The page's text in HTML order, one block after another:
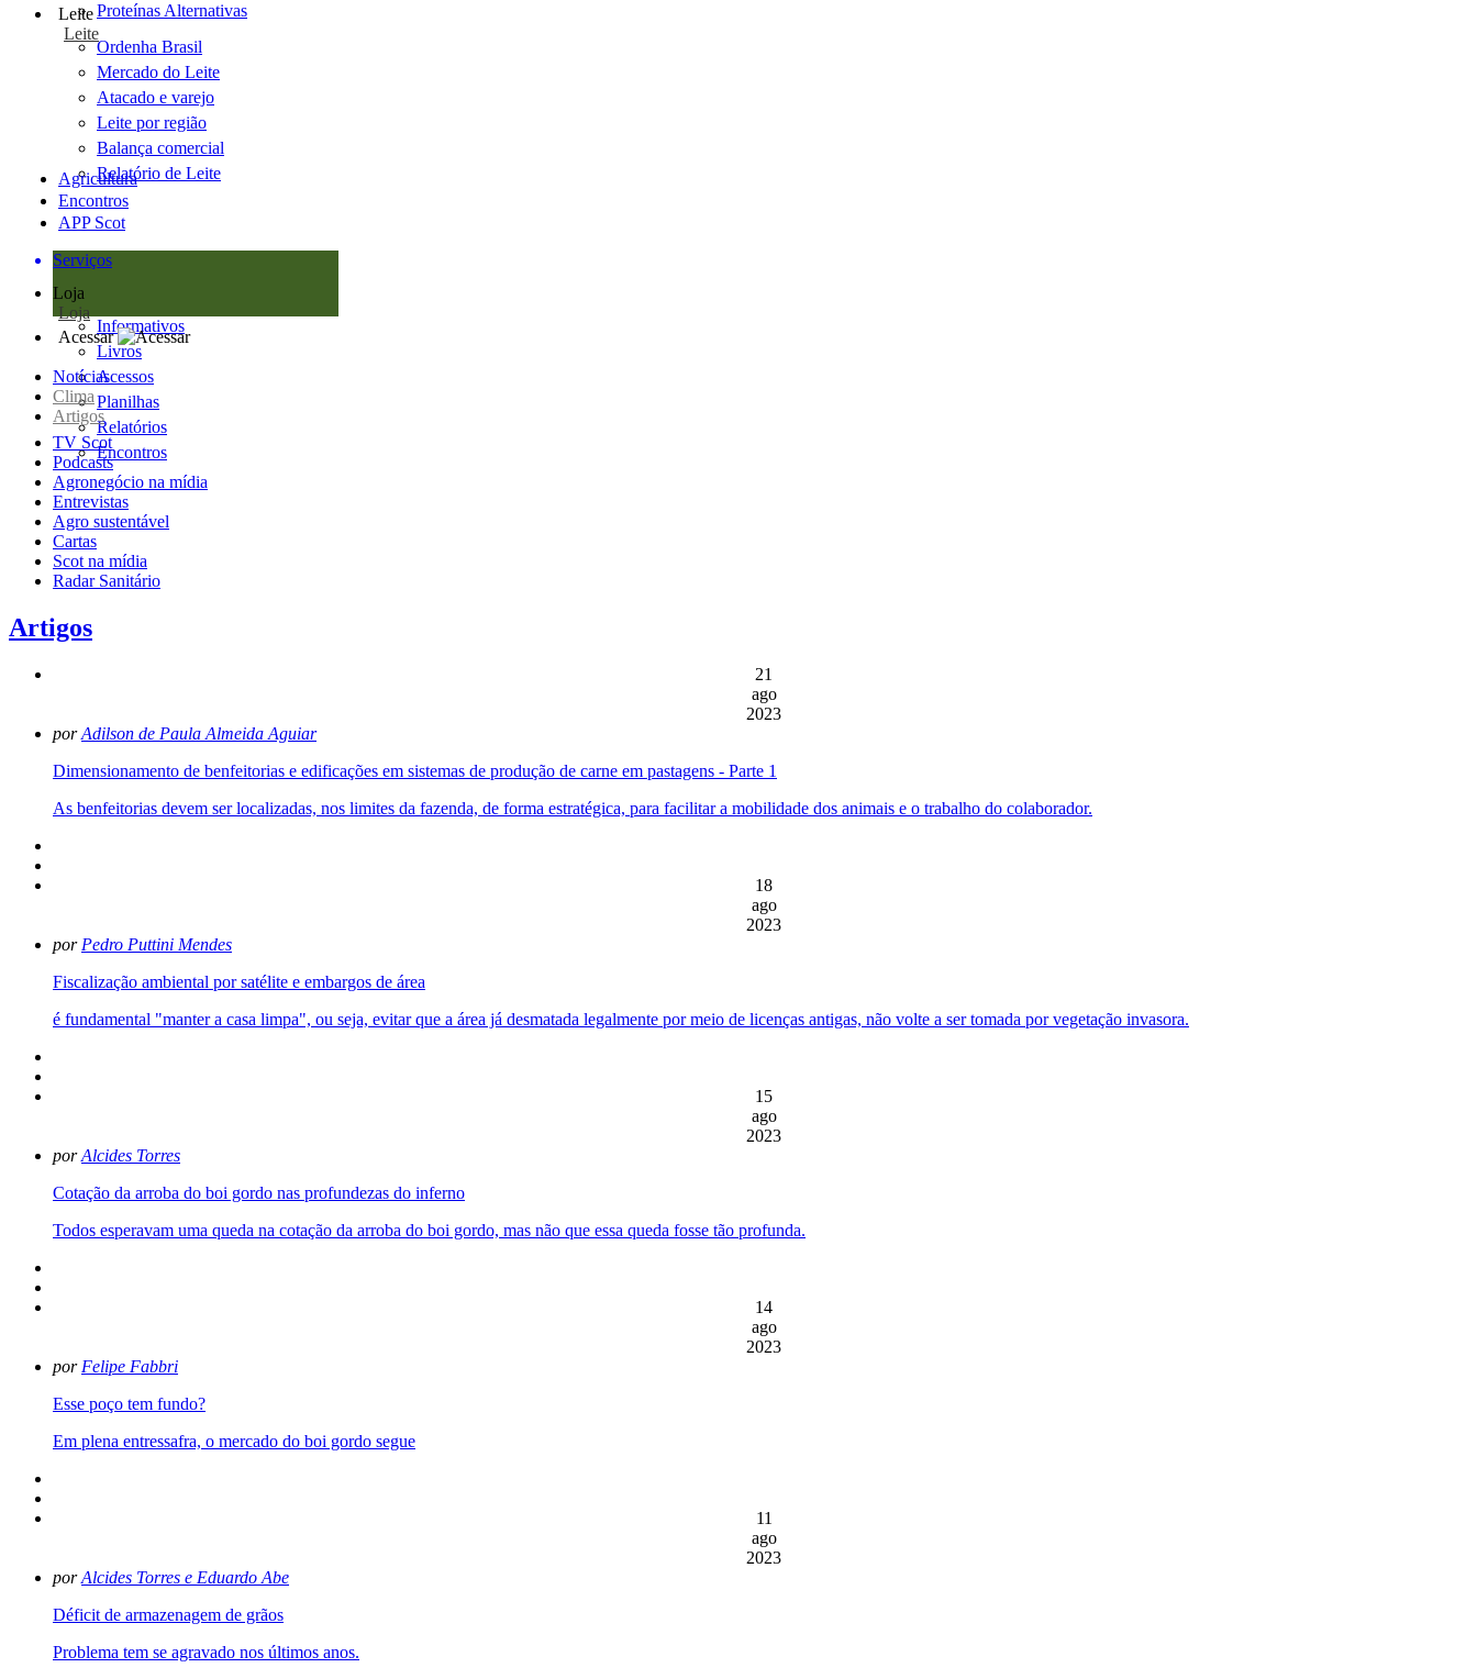
Proteínas Alternativas
Leite
Leite
Ordenha Brasil
Mercado do Leite
Atacado e varejo
Leite por região
Balança comercial
Relatório de Leite
Agricultura
Encontros
APP Scot
Serviços
Loja
Loja
Informativos
Livros
Acessos
Planilhas
Relatórios
Encontros
Acessar
Notícias
Clima
Artigos
TV Scot
Podcasts
Agronegócio na mídia
Entrevistas
Agro sustentável
Cartas
Scot na mídia
Radar Sanitário
Artigos
21
ago
2023
porAdilson de Paula Almeida Aguiar
Dimensionamento de benfeitorias e edificações em sistemas de produção de carne em pastagens - Parte 1
As benfeitorias devem ser localizadas, nos limites da fazenda, de forma estratégica, para facilitar a mobilidade dos animais e o trabalho do colaborador.
18
ago
2023
por Pedro Puttini Mendes
Fiscalização ambiental por satélite e embargos de área
é fundamental "manter a casa limpa", ou seja, evitar que a área já desmatada legalmente por meio de licenças antigas, não volte a ser tomada por vegetação invasora.
15
ago
2023
porAlcides Torres
Cotação da arroba do boi gordo nas profundezas do inferno
Todos esperavam uma queda na cotação da arroba do boi gordo, mas não que essa queda fosse tão profunda.
14
ago
2023
por Felipe Fabbri
Esse poço tem fundo?
Em plena entressafra, o mercado do boi gordo segue
11
ago
2023
porAlcides Torres e Eduardo Abe
Déficit de armazenagem de grãos
Problema tem se agravado nos últimos anos.